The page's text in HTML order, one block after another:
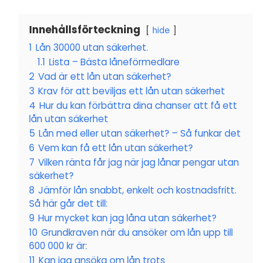
Innehållsförteckning hide
1 Lån 30000 utan säkerhet.
1.1 Lista – Bästa låneförmedlare
2 Vad är ett lån utan säkerhet?
3 Krav för att beviljas ett lån utan säkerhet
4 Hur du kan förbättra dina chanser att få ett
lån utan säkerhet
5 Lån med eller utan säkerhet? – Så funkar det
6 Vem kan få ett lån utan säkerhet?
7 Vilken ränta får jag när jag lånar pengar utan
säkerhet?
8 Jämför lån snabbt, enkelt och kostnadsfritt.
Så här går det till:
9 Hur mycket kan jag låna utan säkerhet?
10 Grundkraven när du ansöker om lån upp till
600 000 kr är:
11 Kan jag ansöka om lån trots